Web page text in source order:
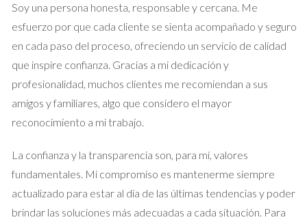
Incorpora elementos de diseño que hagan que la
propiedad se vea más espaciosa y luminosa.
Considera la posibilidad de home staging para crear un
ambiente acogedor.
Utiliza fotografía profesional para destacar las
características más atractivas de tu hogar.
Estrategias de marketing digital
esenciales para atraer a potenciales compradores. Las redes
sociales, los anuncios pagados y la optimización para motores
de búsqueda (SEO) son solo algunas de las maneras en que
Soy una persona honesta, responsable y cercana. Me
esfuerzo por que cada cliente se sienta acompañado y seguro
en cada paso del proceso, ofreciendo un servicio de calidad
que inspire confianza. Gracias a mi dedicación y
profesionalidad, muchos clientes me recomiendan a sus
amigos y familiares, algo que considero el mayor
reconocimiento a mi trabajo.
La confianza y la transparencia son, para mí, valores
fundamentales. Mi compromiso es mantenerme siempre
actualizado para estar al día de las últimas tendencias y poder
brindar las soluciones más adecuadas a cada situación. Para